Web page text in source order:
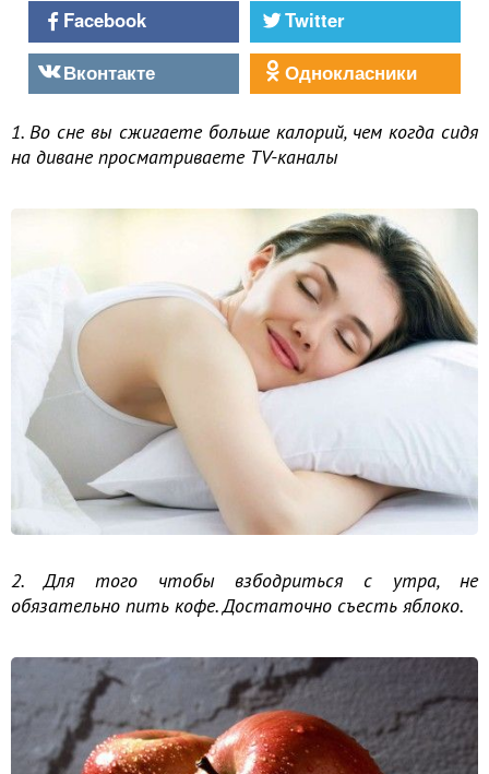
Facebook
Twitter
Вконтакте
Однокласники
1. Во сне вы сжигаете больше калорий, чем когда сидя
на диване просматриваете TV-каналы
2. Для того чтобы взбодриться с утра, не
обязательно пить кофе. Достаточно съесть яблоко.